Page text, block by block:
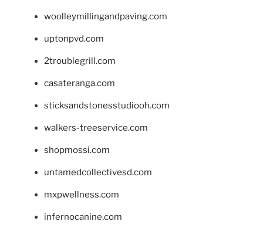
woolleymillingandpaving.com
uptonpvd.com
2troublegrill.com
casateranga.com
sticksandstonesstudiooh.com
walkers-treeservice.com
shopmossi.com
untamedcollectivesd.com
mxpwellness.com
infernocanine.com